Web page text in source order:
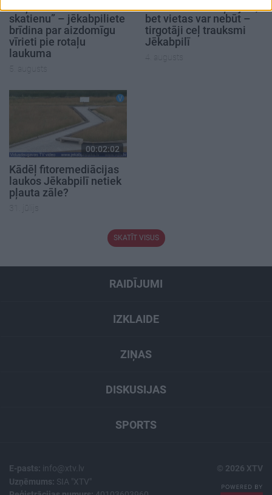
“Viņš nenovērsa
skatienu” – jēkabpiliete
brīdina par aizdomīgu
vīrieti pie rotaļu
laukuma
5. augusts
Tirdzniecības atļauja ir,
bet vietas var nebūt –
tirgotāji ceļ trauksmi
Jēkabpilī
4. augusts
00:02:02
Kādēļ fitoremediācijas
laukos Jēkabpilī netiek
pļauta zāle?
31. jūlijs
SKATĪT VISUS
RAIDĪJUMI
IZKLAIDE
ZIŅAS
DISKUSIJAS
SPORTS
E-pasts: info@xtv.lv
Uzņēmums: SIA "XTV"
© 2026 XTV